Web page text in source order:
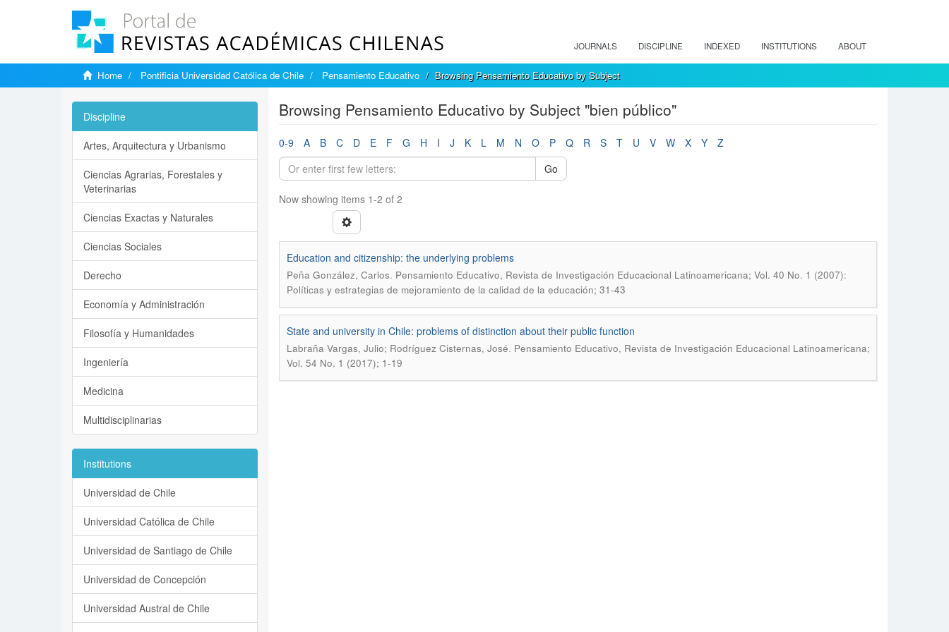
JOURNALS DISCIPLINE INDEXED INSTITUTIONS ABOUT
Home Pontificia Universidad Católica de Chile Pensamiento Educativo Browsing Pensamiento Educativo by Subject
Browsing Pensamiento Educativo by Subject "bien público"
0-9 A B C D E F G H I J K L M N O P Q R S T U V W X Y
Z
Go
Now showing items 1-2 of 2
Education and citizenship: the underlying problems
Peña González, Carlos. Pensamiento Educativo, Revista de Investigación Educacional Latinoamericana; Vol. 40 No. 1 (2007):
Políticas y estrategias de mejoramiento de la calidad de la educación; 31-43
State and university in Chile: problems of distinction about their public function
Labraña Vargas, Julio; Rodríguez Cisternas, José. Pensamiento Educativo, Revista de Investigación Educacional Latinoamericana;
Vol. 54 No. 1 (2017); 1-19
Discipline
Artes, Arquitectura y Urbanismo
Ciencias Agrarias, Forestales y
Veterinarias
Ciencias Exactas y Naturales
Ciencias Sociales
Derecho
Economía y Administración
Filosofía y Humanidades
Ingeniería
Medicina
Multidisciplinarias
Institutions
Universidad de Chile
Universidad Católica de Chile
Universidad de Santiago de Chile
Universidad de Concepción
Universidad Austral de Chile